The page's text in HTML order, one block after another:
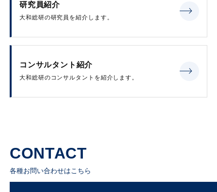
研究員紹介
大和総研の研究員を紹介します。
コンサルタント紹介
大和総研のコンサルタントを紹介します。
CONTACT
各種お問い合わせはこちら